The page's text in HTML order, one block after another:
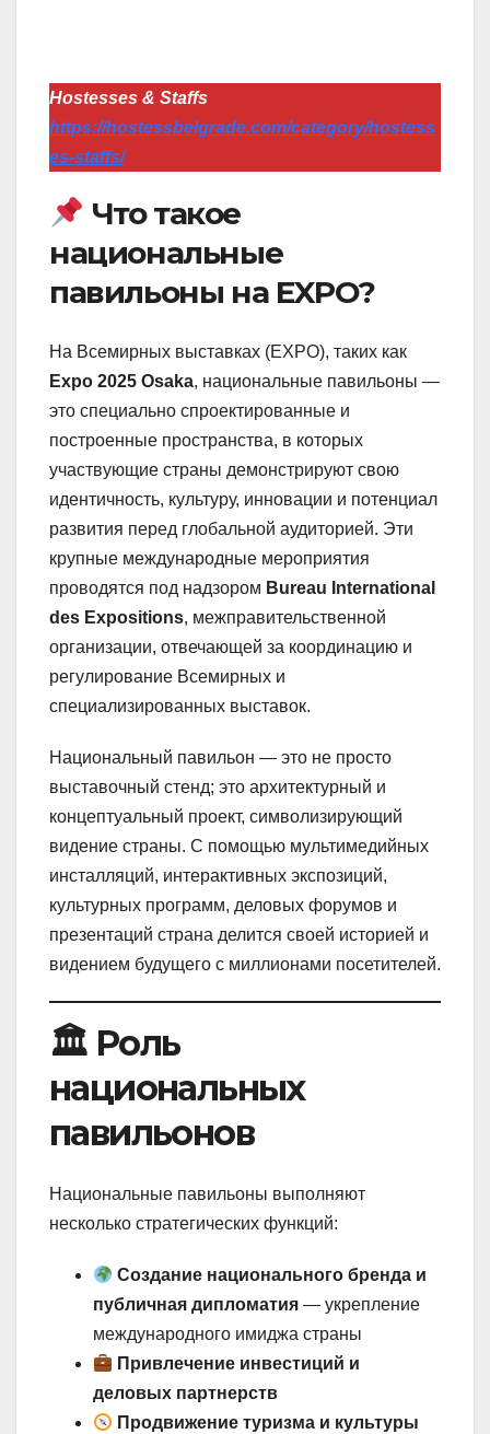
Hostesses & Staffs
https://hostessbelgrade.com/category/hostess
es-staffs/
Что такое
национальные
павильоны на EXPO?
На Всемирных выставках (EXPO), таких как
Expo 2025 Osaka, национальные павильоны —
это специально спроектированные и
построенные пространства, в которых
участвующие страны демонстрируют свою
идентичность, культуру, инновации и потенциал
развития перед глобальной аудиторией. Эти
крупные международные мероприятия
проводятся под надзором Bureau International
des Expositions, межправительственной
организации, отвечающей за координацию и
регулирование Всемирных и
специализированных выставок.
Национальный павильон — это не просто
выставочный стенд; это архитектурный и
концептуальный проект, символизирующий
видение страны. С помощью мультимедийных
инсталляций, интерактивных экспозиций,
культурных программ, деловых форумов и
презентаций страна делится своей историей и
видением будущего с миллионами посетителей.
🏛 Роль
национальных
павильонов
Национальные павильоны выполняют
несколько стратегических функций:
Создание национального бренда и
публичная дипломатия — укрепление
международного имиджа страны
Привлечение инвестиций и
деловых партнерств
Продвижение туризма и культуры